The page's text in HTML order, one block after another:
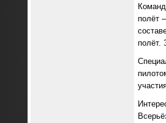
полёт
полёт.